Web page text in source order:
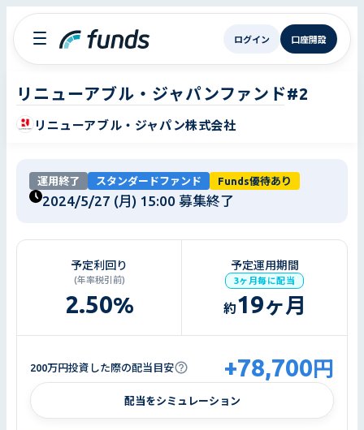
ログイン 口座開設
リニューアブル・ジャパンファンド#2
リニューアブル・ジャパン株式会社
運用終了 スタンダードファンド Funds優待あり
2024/5/27 (月) 15:00 募集終了
予定利回り
(年率税引前)
2.50%
予定運用期間
3ヶ月毎に配当
約19ヶ月
200万円投資した際の配当目安 +78,700 円
配当をシミュレーション